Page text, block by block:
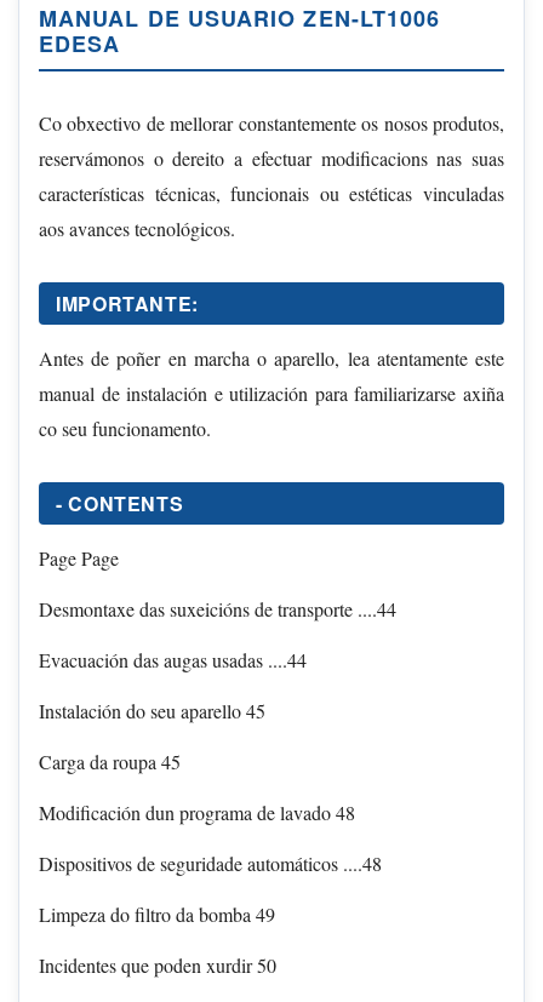
MANUAL DE USUARIO ZEN-LT1006
EDESA
Co obxectivo de mellorar constantemente os nosos produtos,
reservámonos o dereito a efectuar modificacions nas suas
características técnicas, funcionais ou estéticas vinculadas
aos avances tecnológicos.
IMPORTANTE:
Antes de poñer en marcha o aparello, lea atentamente este
manual de instalación e utilización para familiarizarse axiña
co seu funcionamento.
- CONTENTS
Page Page
Desmontaxe das suxeicións de transporte ....44
Evacuación das augas usadas ....44
Instalación do seu aparello 45
Carga da roupa 45
Modificación dun programa de lavado 48
Dispositivos de seguridade automáticos ....48
Limpeza do filtro da bomba 49
Incidentes que poden xurdir 50